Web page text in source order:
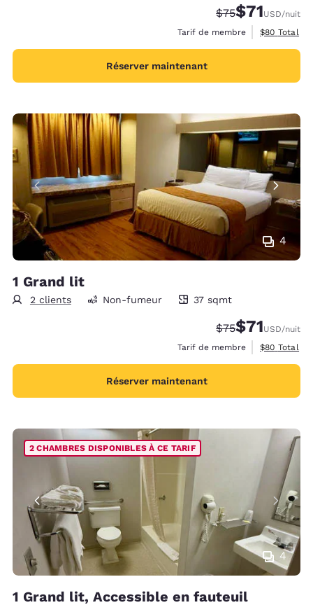
Tarif barré :
$75Tarif réduit :
$71USD/nuit
Tarif de membre
Afficher les
$80 Total
Réserver maintenant
4
1 Grand lit
2 clients
37 mètres carrés
Non-fumeur 37 sqmt
Tarif barré :
$75Tarif réduit :
$71USD/nuit
Tarif de membre
Afficher les
$80 Total
Réserver maintenant
4
2 CHAMBRES DISPONIBLES À CE TARIF
1 Grand lit, Accessible en fauteuil